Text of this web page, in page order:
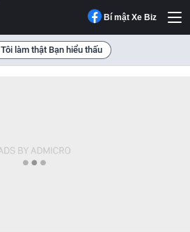
Bí mật Xe Biz
Tôi làm thật Bạn hiểu thấu